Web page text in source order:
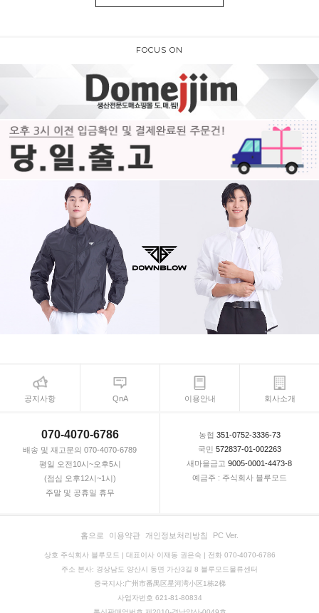
FOCUS ON
공지사항 QnA 이용안내 회사소개
070-4070-6786
배송 및 재고문의 070-4070-6789
평일 오전10시~오후5시
(점심 오후12시~1시)
주말 및 공휴일 휴무
농협 351-0752-3336-73
국민 572837-01-002263
새마을금고 9005-0001-4473-8
예금주 : 주식회사 블루모드
홈으로 이용약관 개인정보처리방침 PC Ver.
상호 주식회사 블루모드 | 대표이사 이재동 권은숙 | 전화 070-4070-6786
주소 본사: 경상남도 양산시 동면 가산3길 8 블루모드물류센터
중국지사:广州市番禺区星河湾小区1栋2梯
사업자번호 621-81-80834